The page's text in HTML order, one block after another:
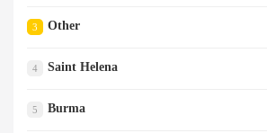
3 Other
4 Saint Helena
5 Burma